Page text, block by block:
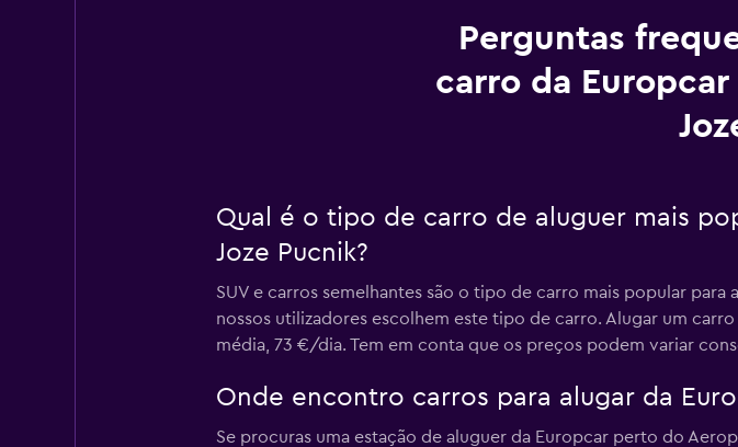
Perguntas
carro da
Qual é o tipo de carro de aluguer mais
Joze Pucnik?
SUV e carros semelhantes são o tipo de carro mais popular
nossos utilizadores escolhem este tipo de carro. Alugar um
média, 73 €/dia. Tem em conta que os preços podem variar
Onde encontro carros para alugar da
Se procuras uma estação de aluguer da Europcar perto do